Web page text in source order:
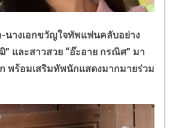
งเอกขวัญใจทัพแฟนคลับอย่าง
และสาวสวย “อ๊ะอาย กรณิศ” มา
พร้อมเสริมทัพนักแสดงมากมายร่วม